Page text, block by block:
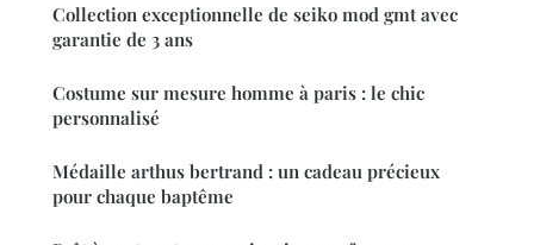
Collection exceptionnelle de seiko mod gmt avec
garantie de 3 ans
Costume sur mesure homme à paris : le chic
personnalisé
Médaille arthus bertrand : un cadeau précieux
pour chaque baptême